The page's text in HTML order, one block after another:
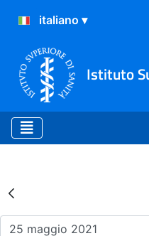
Istituto
Risultati